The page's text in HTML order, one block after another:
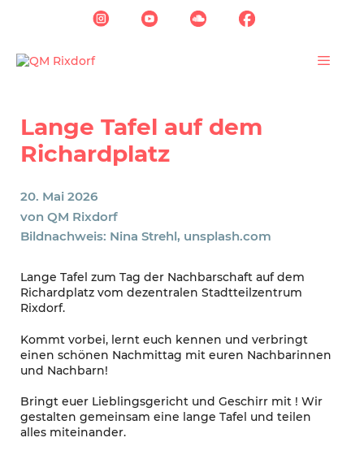
Lange Tafel auf dem
Richardplatz
20. Mai 2026
von QM Rixdorf
Bildnachweis: Nina Strehl, unsplash.com
Lange Tafel zum Tag der Nachbarschaft auf dem
Richardplatz vom dezentralen Stadtteilzentrum
Rixdorf.
Kommt vorbei, lernt euch kennen und verbringt
einen schönen Nachmittag mit euren Nachbarinnen
und Nachbarn!
Bringt euer Lieblingsgericht und Geschirr mit ! Wir
gestalten gemeinsam eine lange Tafel und teilen
alles miteinander.